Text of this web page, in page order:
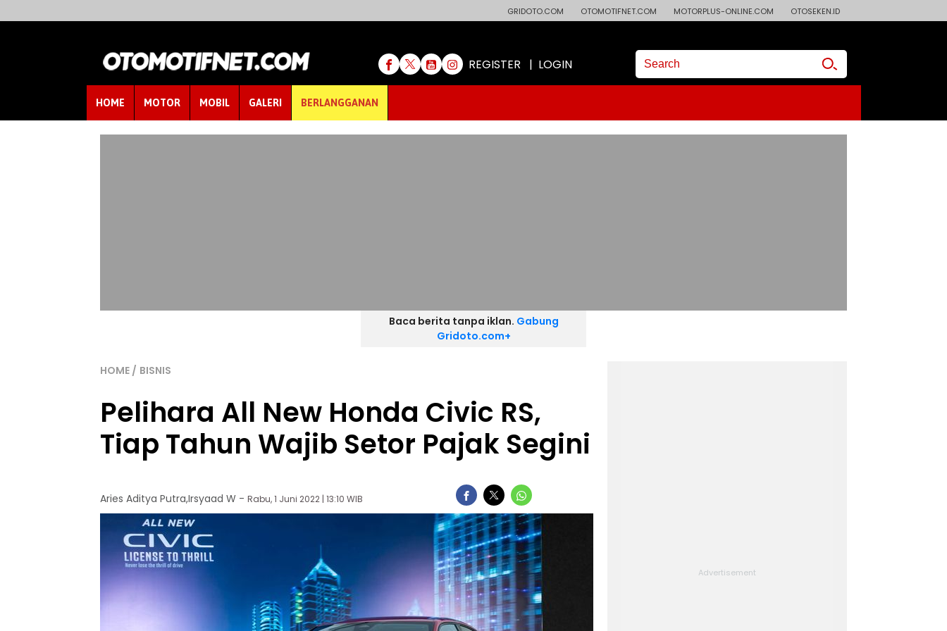
GRIDOTO.COM OTOMOTIFNET.COM MOTORPLUS-ONLINE.COM OTOSEKEN.ID
REGISTER | LOGIN
HOME MOTOR MOBIL GALERI BERLANGGANAN
Baca berita tanpa iklan. Gabung
Gridoto.com+
HOME BISNIS
Pelihara All New Honda Civic RS,
Tiap Tahun Wajib Setor Pajak Segini
Aries Aditya Putra,Irsyaad W - Rabu, 1 Juni 2022 | 13:10 WIB